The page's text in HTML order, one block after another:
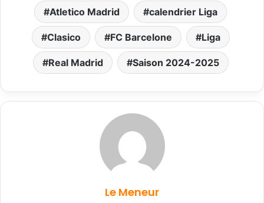
Atletico Madrid calendrier Liga
Clasico FC Barcelone Liga
Real Madrid Saison 2024-2025
Le Meneur